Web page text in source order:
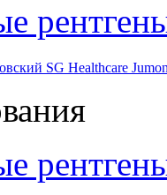
SG Healthcare